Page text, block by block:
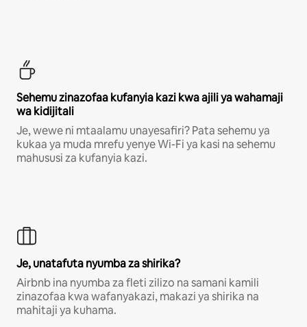
Sehemu zinazofaa kufanyia kazi kwa ajili ya wahamaji
wa kidijitali
Je, wewe ni mtaalamu unayesafiri? Pata sehemu ya
kukaa ya muda mrefu yenye Wi-Fi ya kasi na sehemu
mahususi za kufanyia kazi.
Je, unatafuta nyumba za shirika?
Airbnb ina nyumba za fleti zilizo na samani kamili
zinazofaa kwa wafanyakazi, makazi ya shirika na
mahitaji ya kuhama.